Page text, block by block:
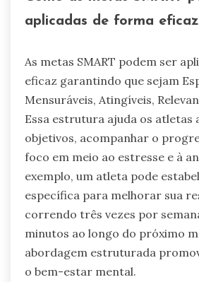
aplicadas de forma
As metas SMART podem ser
eficaz garantindo que sejam
Mensuráveis, Atingíveis,
Essa estrutura ajuda os atletas
objetivos, acompanhar o
foco em meio ao estresse e à
exemplo, um atleta pode
específica para melhorar sua
correndo três vezes por
minutos ao longo do próximo
abordagem estruturada
o bem-estar mental.